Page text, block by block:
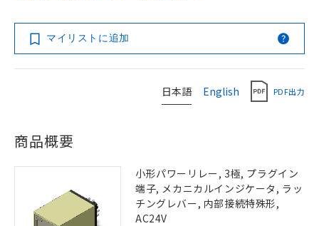
マイリストに追加
日本語 English PDF出力
商品概要
小形パワーリレー, 3極, プラグイン
端子, メカニカルインジケータ, ラッ
チングレバー, 内部接続特殊形,
AC24V